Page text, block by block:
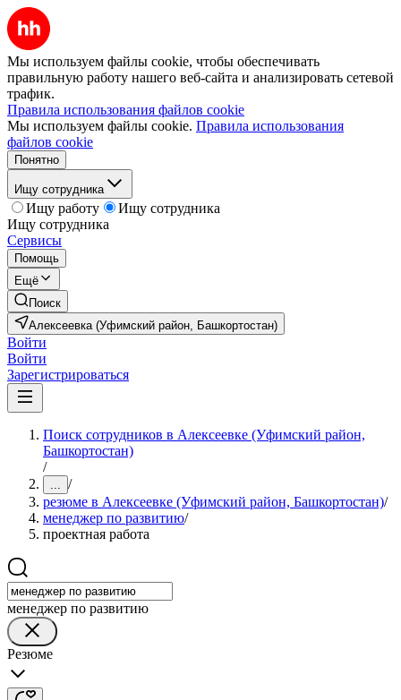
Мы используем файлы cookie, чтобы обеспечивать
правильную работу нашего веб-сайта и анализировать сетевой
трафик.
Правила использования файлов cookie
Мы используем файлы cookie. Правила использования
файлов cookie
Понятно
Ищу сотрудника
Ищу работу
Ищу сотрудника
Ищу сотрудника
Сервисы
Помощь
Ещё
Поиск
Алексеевка (Уфимский район, Башкортостан)
Войти
Войти
Зарегистрироваться
Поиск сотрудников в Алексеевке (Уфимский район,
Башкортостан)
/
... /
резюме в Алексеевке (Уфимский район, Башкортостан)/
менеджер по развитию/
проектная работа
менеджер по развитию
Резюме